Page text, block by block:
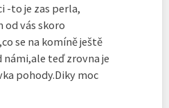
-to je zas perla,
od vás skoro
se na komíně ještě
teď zrovna je
pohody.Diky moc